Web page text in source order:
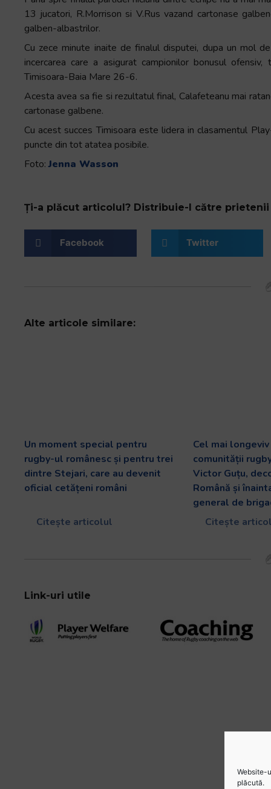
Website-
plăcută.
13 jucatori, R.Morrison si V.Rus vazand cartonase
galben-albastrilor.
Cu zece minute inaite de finalul disputei, dupa un mol
incercarea care a asigurat campionilor bonusul
Timisoara-Baia Mare 26-6.
Acesta avea sa fie si rezultatul final, Calafeteanu mai
cartonase galbene.
Cu acest succes Timisoara este lidera in clasamentul
puncte din tot atatea posibile.
Foto:Jenna Wasson
Ți-a plăcut articolul? Distribuie-l către prietenii
Facebook Twitter
Alte articole similare:
Un moment special pentru
rugby-ul românesc și pentru trei
dintre Stejari, care au devenit
oficial cetățeni români
Citește articolul
Cel mai
comunității
Victor Guțu,
Română și
general de
Citește
Link-uri utile